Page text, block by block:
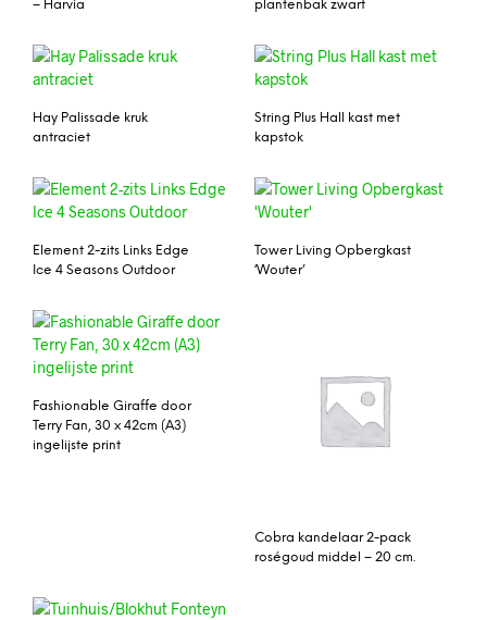
– Harvia plantenbak zwart
Hay Palissade kruk
antraciet
String Plus Hall kast met
kapstok
Element 2-zits Links Edge
Ice 4 Seasons Outdoor
Tower Living Opbergkast
‘Wouter’
Fashionable Giraffe door
Terry Fan, 30 x 42cm (A3)
ingelijste print
Cobra kandelaar 2-pack
roségoud middel – 20 cm.